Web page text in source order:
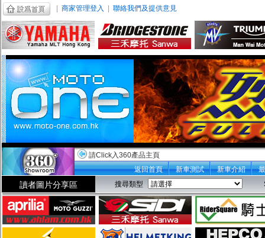
商家管理登入 聯絡我們及提供意見
請Click入360產品主頁
返回首頁
新車測試 新車介紹
讀者圖片分享區 搜尋類型